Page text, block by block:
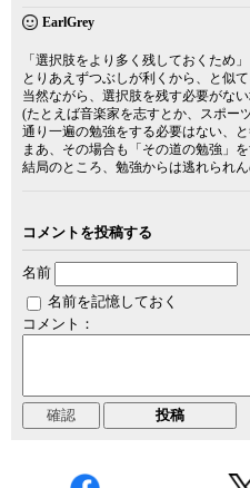
EarlGrey
「選択肢をより多く残しておくため
とりあえずつぶしが利くから、と似て
当然ながら、選択肢を残す必要がない
(たとえば音楽家を志すとか、スポー
通り一遍の勉強をする必要はない、と
まあ、その場合も「その道の勉強」
結局のところ、勉強からは逃れられん
コメントを投稿する
名前
名前を記憶しておく
コメント：